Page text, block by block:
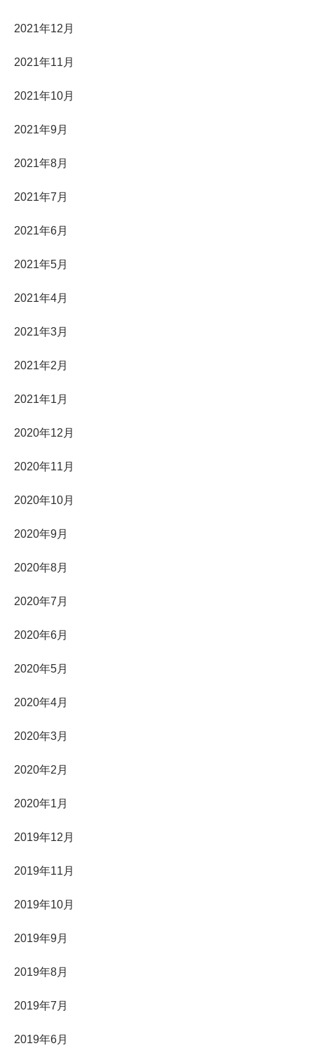
2021年12月
2021年11月
2021年10月
2021年9月
2021年8月
2021年7月
2021年6月
2021年5月
2021年4月
2021年3月
2021年2月
2021年1月
2020年12月
2020年11月
2020年10月
2020年9月
2020年8月
2020年7月
2020年6月
2020年5月
2020年4月
2020年3月
2020年2月
2020年1月
2019年12月
2019年11月
2019年10月
2019年9月
2019年8月
2019年7月
2019年6月